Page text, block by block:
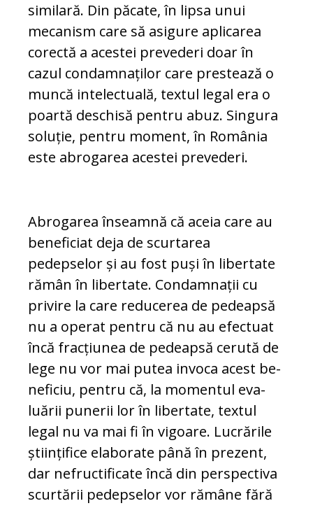
similară. Din păcate, în lipsa unui
mecanism care să asigure aplicarea
corectă a acestei pre­vederi doar în
cazul condamnaților care pres­tează o
muncă intelectuală, textul le­gal era o
poartă deschisă pentru abuz. Sin­gura
soluție, pentru moment, în România
este abrogarea acestei prevederi.
Abrogarea înseamnă că aceia care au
be­neficiat deja de scurtarea
pedepselor și au fost puși în libertate
rămân în libertate. Con­damnații cu
privire la care reducerea de pedeapsă
nu a operat pentru că nu au efectuat
încă fracțiunea de pedeapsă ce­ru­tă de
lege nu vor mai putea invoca acest be­
neficiu, pentru că, la momentul eva­
luă­rii punerii lor în libertate, textul
legal nu va mai fi în vigoare. Lucrările
științifice ela­borate până în prezent,
dar nef­ruc­ti­fi­cate încă din perspectiva
scurtării pe­dep­selor vor rămâne fără